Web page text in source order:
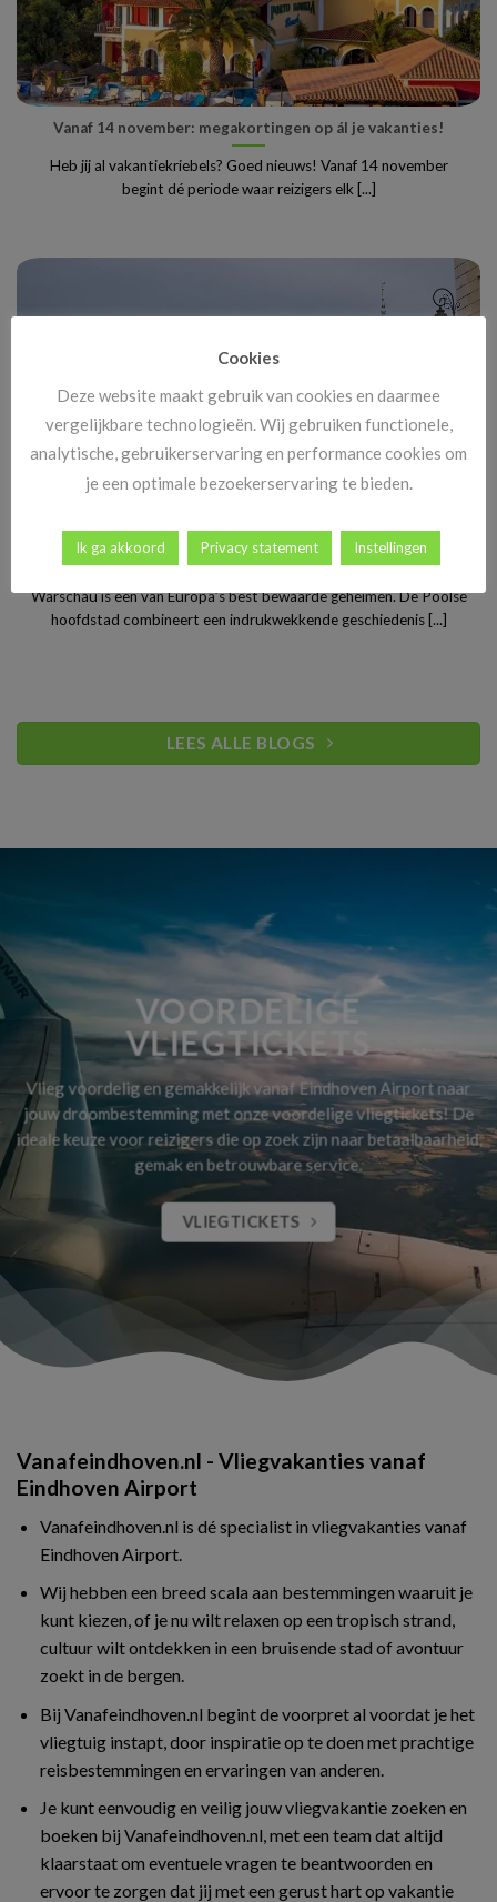
Vanaf 14 november: megakortingen op ál je vakanties!
Heb jij al vakantiekriebels? Goed nieuws! Vanaf 14 november
begint dé periode waar reizigers elk [...]
Stedentrip Warschau: ontdek de verrassende charme van
Polen’s bruisende hoofdstad
Warschau is een van Europa’s best bewaarde geheimen. De Poolse
hoofdstad combineert een indrukwekkende geschiedenis [...]
LEES ALLE BLOGS
VOORDELIGE
VLIEGTICKETS
Vlieg voordelig en gemakkelijk vanaf Eindhoven Airport naar
jouw droombestemming met onze voordelige vliegtickets! De
ideale keuze voor reizigers die op zoek zijn naar betaalbaarheid,
gemak en betrouwbare service.
VLIEGTICKETS
Vanafeindhoven.nl - Vliegvakanties vanaf
Eindhoven Airport
Vanafeindhoven.nl is dé specialist in vliegvakanties vanaf
Eindhoven Airport.
Wij hebben een breed scala aan bestemmingen waaruit je
kunt kiezen, of je nu wilt relaxen op een tropisch strand,
cultuur wilt ontdekken in een bruisende stad of avontuur
zoekt in de bergen.
Bij Vanafeindhoven.nl begint de voorpret al voordat je het
vliegtuig instapt, door inspiratie op te doen met prachtige
reisbestemmingen en ervaringen van anderen.
Je kunt eenvoudig en veilig jouw vliegvakantie zoeken en
boeken bij Vanafeindhoven.nl, met een team dat altijd
klaarstaat om eventuele vragen te beantwoorden en
ervoor te zorgen dat jij met een gerust hart op vakantie
Cookies
Deze website maakt gebruik van cookies en daarmee
vergelijkbare technologieën. Wij gebruiken functionele,
analytische, gebruikerservaring en performance cookies om
je een optimale bezoekerservaring te bieden.
Ik ga akkoord Privacy statement Instellingen